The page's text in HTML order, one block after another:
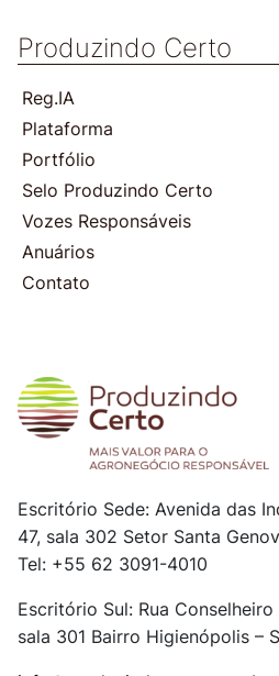
Produzindo Certo
Reg.IA
Plataforma
Portfólio
Selo Produzindo Certo
Vozes Responsáveis
Anuários
Contato
Escritório Sede: Avenida das
47, sala 302 Setor Santa
Tel: +55 62 3091-4010
Escritório Sul: Rua
sala 301 Bairro Higienópolis –